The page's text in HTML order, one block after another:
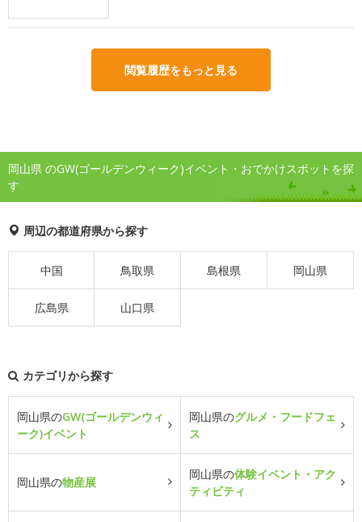
閲覧履歴をもっと見る
岡山県 のGW(ゴールデンウィーク)イベント・おでかけスポットを探
す
周辺の都道府県から探す
中国 鳥取県 島根県 岡山県
広島県 山口県
カテゴリから探す
岡山県のGW(ゴールデンウィ
ーク)イベント
岡山県のグルメ・フードフェ
ス
岡山県の物産展
岡山県の体験イベント・アク
ティビティ